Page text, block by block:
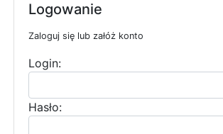
Logowanie
Zaloguj się lub załóż konto
Login:
Hasło: